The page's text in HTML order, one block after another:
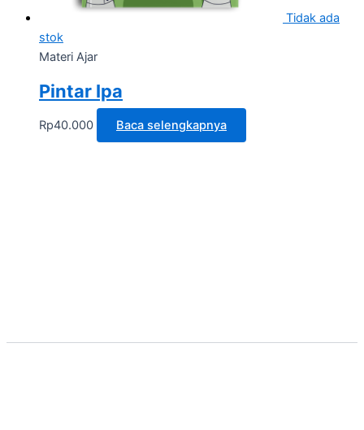
Tidak ada
stok
Materi Ajar
Pintar Ipa
Rp40.000 Baca selengkapnya